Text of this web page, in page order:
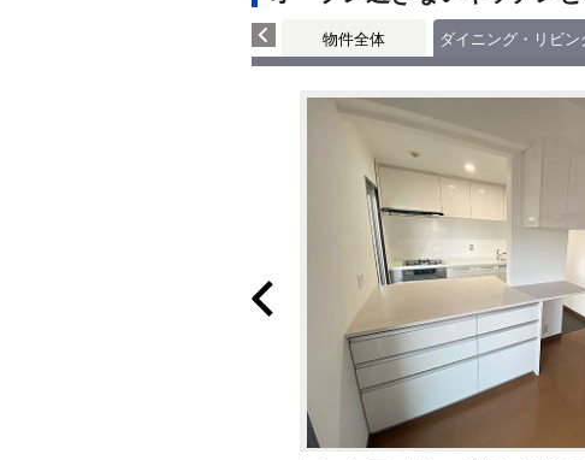
物件全体 ダイニング・リビン